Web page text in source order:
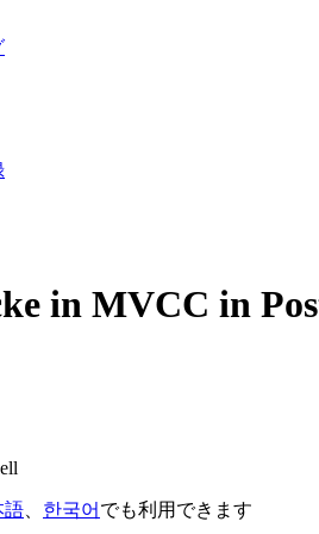
in MVCC in
語 한국어 でも利用できます